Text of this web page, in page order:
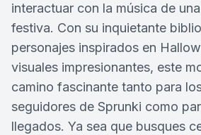
interactuar con la música de
festiva. Con su inquietante
personajes inspirados en
visuales impresionantes, este
camino fascinante tanto para
seguidores de Sprunki como
llegados. Ya sea que busques